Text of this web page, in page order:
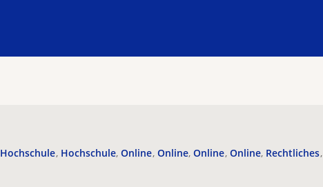
Hochschule Hochschule Online Online Online Online Rechtliches